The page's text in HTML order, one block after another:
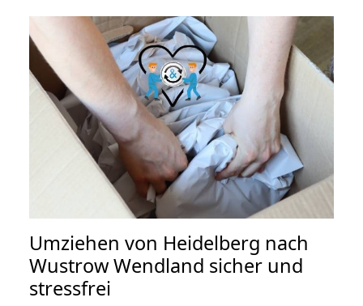
Umziehen von Heidelberg nach
Wustrow Wendland sicher und
stressfrei